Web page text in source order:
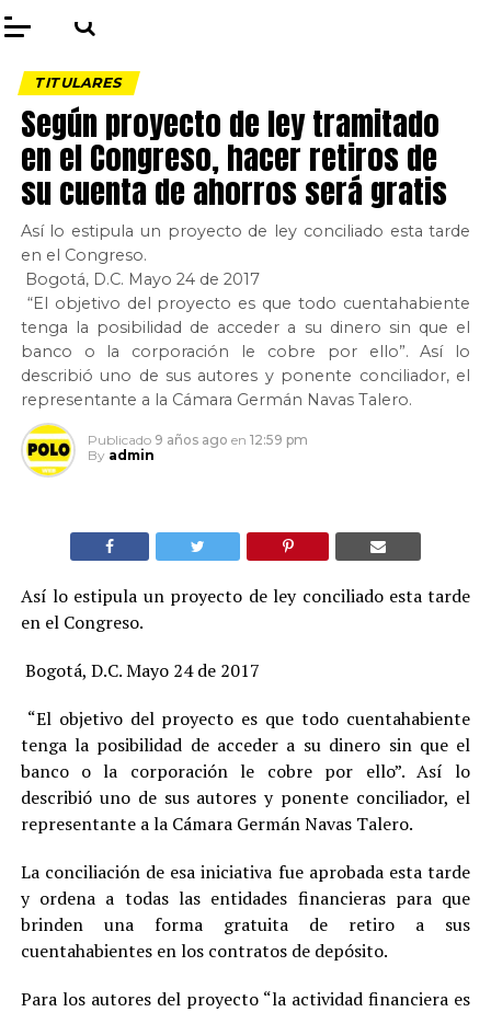
TITULARES
Según proyecto de ley tramitado
en el Congreso, hacer retiros de
su cuenta de ahorros será gratis
Así lo estipula un proyecto de ley conciliado esta tarde
en el Congreso.
Bogotá, D.C. Mayo 24 de 2017
“El objetivo del proyecto es que todo cuentahabiente
tenga la posibilidad de acceder a su dinero sin que el
banco o la corporación le cobre por ello”. Así lo
describió uno de sus autores y ponente conciliador, el
representante a la Cámara Germán Navas Talero.
Publicado 9 años ago en 12:59 pm
By admin
Así lo estipula un proyecto de ley conciliado esta tarde
en el Congreso.
Bogotá, D.C. Mayo 24 de 2017
“El objetivo del proyecto es que todo cuentahabiente
tenga la posibilidad de acceder a su dinero sin que el
banco o la corporación le cobre por ello”. Así lo
describió uno de sus autores y ponente conciliador, el
representante a la Cámara Germán Navas Talero.
La conciliación de esa iniciativa fue aprobada esta tarde
y ordena a todas las entidades financieras para que
brinden una forma gratuita de retiro a sus
cuentahabientes en los contratos de depósito.
Para los autores del proyecto “la actividad financiera es